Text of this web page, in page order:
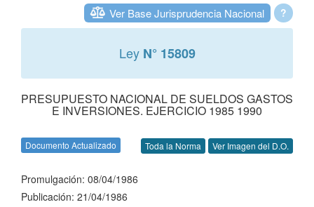
?
Ver Base Jurisprudencia Nacional
Ley N° 15809
PRESUPUESTO NACIONAL DE SUELDOS GASTOS
E INVERSIONES. EJERCICIO 1985 1990
Documento Actualizado Toda la Norma Ver Imagen del D.O.
Promulgación: 08/04/1986
Publicación: 21/04/1986